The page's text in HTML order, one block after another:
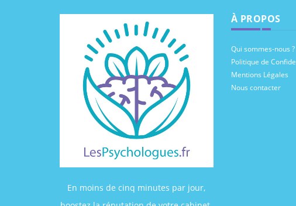
En moins de cinq minutes par jour,
À PROPOS
Qui sommes-nous ?
Politique de
Mentions Légales
Nous contacter